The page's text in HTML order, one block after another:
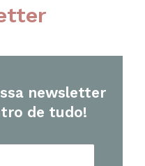
newsletter
de tudo!